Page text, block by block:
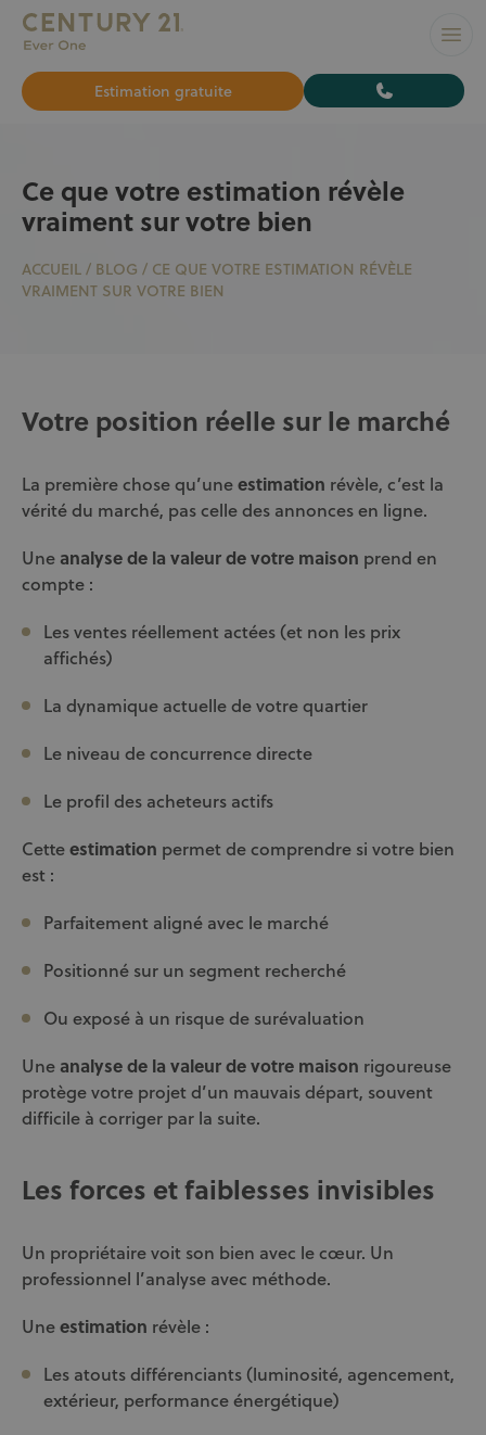
L’AGENCE N°1 À BRUXELLES pour vendre ou louer
Estimation gratuite
Ce que votre estimation révèle
vraiment sur votre bien
ACCUEIL / BLOG / CE QUE VOTRE ESTIMATION RÉVÈLE
VRAIMENT SUR VOTRE BIEN
Votre position réelle sur le marché
La première chose qu’uneestimation révèle, c’est la
vérité du marché, pas celle des annonces en ligne.
Une analyse de la valeur de votre maison prend en
compte :
Les ventes réellement actées (et non les prix
affichés)
La dynamique actuelle de votre quartier
Le niveau de concurrence directe
Le profil des acheteurs actifs
Cetteestimation permet de comprendre si votre bien
est :
Parfaitement aligné avec le marché
Positionné sur un segment recherché
Ou exposé à un risque de surévaluation
Une analyse de la valeur de votre maison rigoureuse
protège votre projet d’un mauvais départ, souvent
difficile à corriger par la suite.
Les forces et faiblesses invisibles
Un propriétaire voit son bien avec le cœur. Un
professionnel l’analyse avec méthode.
Uneestimation révèle :
Les atouts différenciants (luminosité, agencement,
extérieur, performance énergétique)